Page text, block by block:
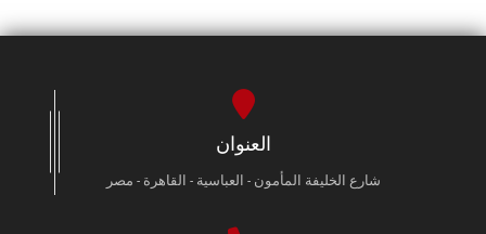
العنوان
شارع الخليفة المأمون - العباسية - القاهرة - مصر